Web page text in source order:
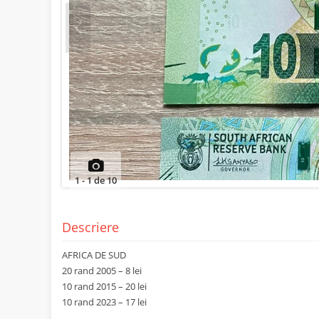
Prev
1-1de10
Descriere
AFRICA DE SUD
20 rand 2005 – 8 lei
10 rand 2015 – 20 lei
10 rand 2023 – 17 lei